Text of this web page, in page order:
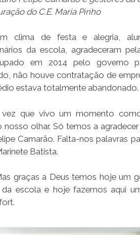
do C.E. Maria Pinho
clima de festa e alegria,
da escola, agradeceram
em 2014 pelo governo
não houve contratação de
estava totalmente abandonado.
que vivo um momento
olhar. Só temos a
Camarão. Falta-nos palavras
Batista.
graças a Deus temos hoje
escola e hoje fazemos aqui